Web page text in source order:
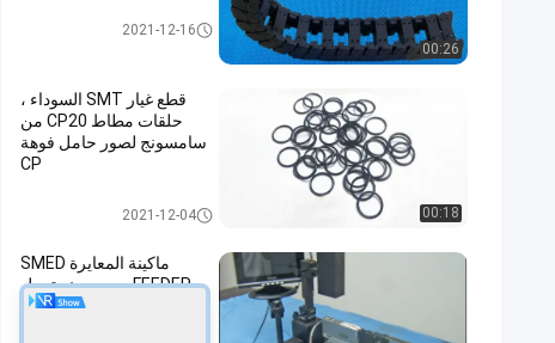
00:26
2021-12-16
00:18
قطع غيار SMT السوداء ،
حلقات مطاط CP20 من
سامسونج لصور حامل فوهة
CP
2021-12-04
ماكينة المعايرة SMED
FEEDER من سيمنز تعمل
بسهولة لآلة HS